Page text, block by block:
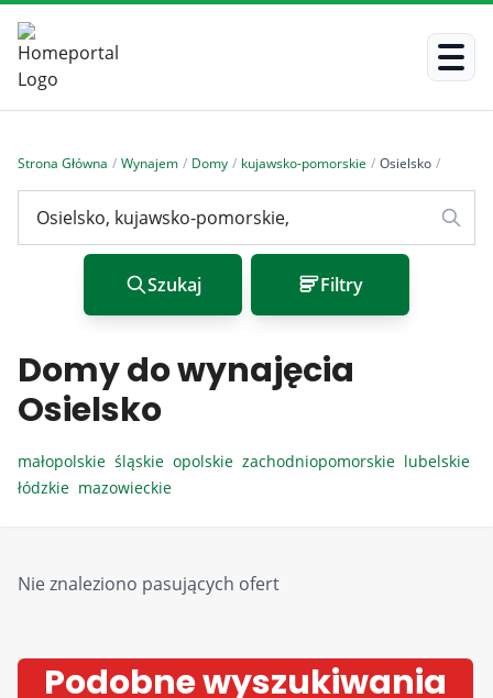
Strona Główna / Wynajem / Domy / kujawsko-pomorskie / Osielsko /
Szukaj Filtry
Domy do wynajęcia
Osielsko
małopolskie śląskie opolskie zachodniopomorskie lubelskie
łódzkie mazowieckie
Nie znaleziono pasujących ofert
Podobne wyszukiwania